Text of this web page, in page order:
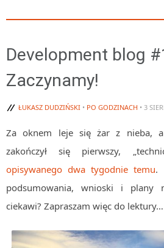
ALGO
Abstrakcyjne struktury
Algorytmy
Algorytmy
Algorytmy
Inne
DEV
Elementarz
Development blog
Zaczynamy!
ŁUKASZ DUDZIŃSKI • PO GODZINACH • 3
Za oknem leje się żar z nieba, a
zakończył się pierwszy,
opisywanego dwa tygodnie temu.
podsumowania, wnioski i plany
ciekawi? Zapraszam więc do lektury…